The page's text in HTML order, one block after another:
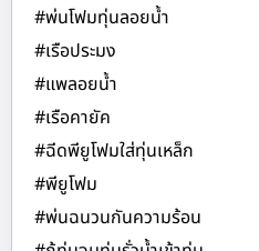
#พ่นโฟมทุ่นลอยน้ำ
#เรือประมง
#แพลอยน้ำ
#เรือคายัค
#ฉีดพียูโฟมใส่ทุ่นเหล็ก
#พียูโฟม
#พ่นฉนวนกันความร้อน